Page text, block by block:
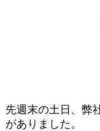
先週末の土日、弊
がありました。